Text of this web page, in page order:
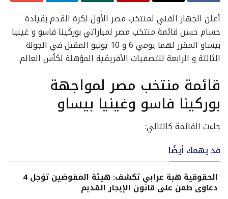
أعلن الجهاز الفني لمنتخب مصر الأول لكرة القدم بقيادة
حسام حسن قائمة منتخب مصر لمباراتي بوركينا فاسو و غينيا
بيساو المقرر لهما يومي 6 و 10 يونيو المقبل في الجولة
الثالثة و الرابعة للتصفيات الأفريقية المؤهلة لكأس العالم.
قائمة منتخب مصر لمواجهة
بوركينا فاسو وغينيا بيساو
جاءت القائمة كالتالي:
قد يهمك أيضًا
الحقوقية هبة عرابي تكشف: هيئة المفوضين تؤجل 4
دعاوى طعن على قانون الإيجار القديم